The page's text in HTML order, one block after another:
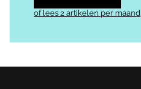
of lees 2 artikelen per maand